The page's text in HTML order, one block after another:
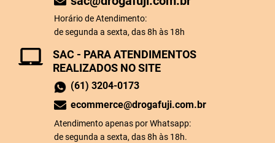
SAC - PARA ATENDIMENTOS
REALIZADOS NO SITE
(61) 3204-0173
ecommerce@drogafuji.com.br
Atendimento apenas por Whatsapp:
de segunda a sexta, das 8h às 18h.
Horário de Atendimento:
de segunda a sexta, das 8h às 18h